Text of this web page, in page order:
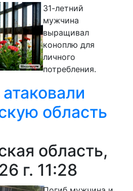
31-летний
мужчина
выращивал
коноплю для
личного
потребления.
область
область,
г. 11:28